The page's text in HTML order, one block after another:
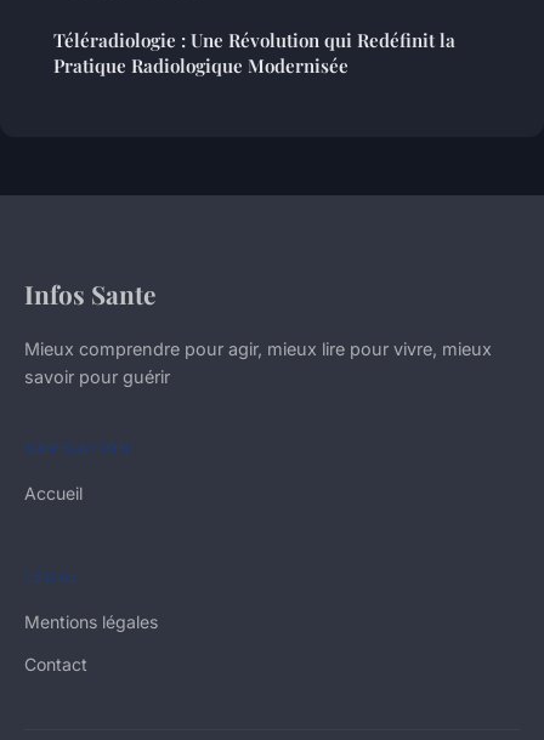
Téléradiologie : Une Révolution qui Redéfinit la
Pratique Radiologique Modernisée
Infos Sante
Mieux comprendre pour agir, mieux lire pour vivre, mieux
savoir pour guérir
NAVIGATION
Accueil
LÉGAL
Mentions légales
Contact